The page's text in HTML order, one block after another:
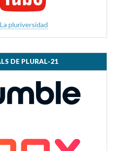
La pluriversidad
DE PLURAL-21